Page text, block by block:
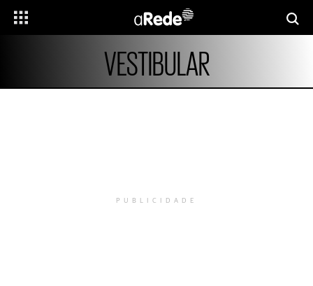
VESTIBULAR
PUBLICIDADE